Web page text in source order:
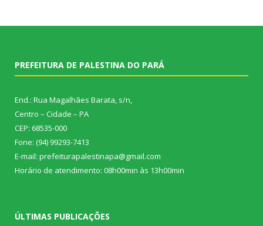
PREFEITURA DE PALESTINA DO PARÁ
End.: Rua Magalhães Barata, s/n,
Centro – Cidade – PA
CEP: 68535-000
Fone: (94) 99293-7413
E-mail: prefeiturapalestinapa@gmail.com
Horário de atendimento: 08h00min às 13h00min
ÚLTIMAS PUBLICAÇÕES